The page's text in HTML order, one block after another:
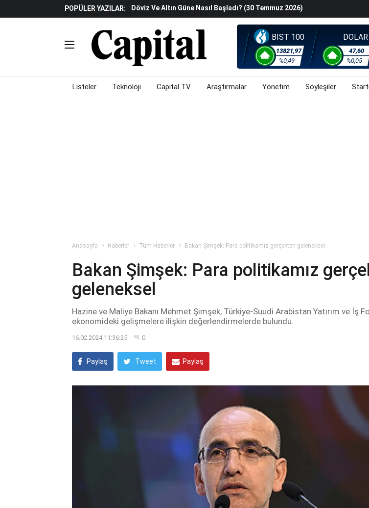
POPÜLER YAZILAR:
Döviz Ve Altın Güne Nasıl Başladı? (30 Temmuz 2026)
Avrupa'da Yatırım Yapmak Isteyenlere Yeni Alternatif: Fransa
Küresel Piyasalarda Fed'e Ilişkin Belirsizlikler Ve Jeopolitik Gerilimlerden
Satış Baskısı Hakim
Piyasalarda Gün Ortası: Borsa, Döviz Ve Altında Son Durum Ne? (30
BIST 100
13821,97
%0,49
DOLAR
47,60
%0,05
Listeler Teknoloji Capital TV Araştırmalar Yönetim Söyleşiler
Anasayfa Haberler Tüm Haberler Bakan Şimşek: Para politikamız gerçekten geleneksel
Bakan Şimşek: Para politikamız
geleneksel
Hazine ve Maliye Bakanı Mehmet Şimşek, Türkiye-Suudi Arabistan Yatırım ve İş
ekonomideki gelişmelere ilişkin değerlendirmelerde bulundu.
16.02.2024 11:36:25 0
Paylaş Tweet Paylaş